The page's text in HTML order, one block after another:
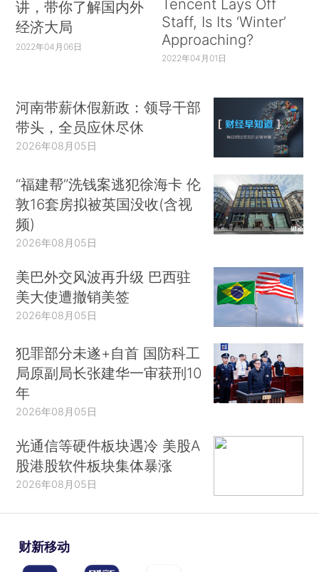
讲，带你了解国内外
经济大局
2022年04月06日
Tencent Lays Off
Staff, Is Its ‘Winter’
Approaching?
2022年04月01日
河南带薪休假新政：领导干部
带头，全员应休尽休
2026年08月05日
“福建帮”洗钱案逃犯徐海卡 伦
敦16套房拟被英国没收(含视
频)
2026年08月05日
美巴外交风波再升级 巴西驻
美大使遭撤销美签
2026年08月05日
犯罪部分未遂+自首 国防科工
局原副局长张建华一审获刑10
年
2026年08月05日
光通信等硬件板块遇冷 美股A
股港股软件板块集体暴涨
2026年08月05日
财新移动